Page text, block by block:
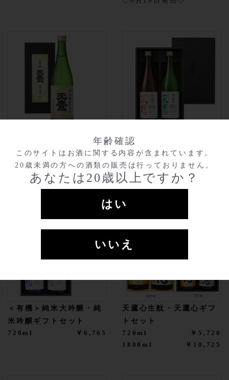
年齢確認
このサイトはお酒に関する内容が含まれています。
20歳未満の方への酒類の販売は行っておりません。
あなたは20歳以上ですか？
はい
いいえ
大吟醸 天鷹 槽搾り原酒
￥5,500
720ml（包装あ
￥5,720
＜有機＞純米吟醸・純米
ギフトセット
720ml ￥5,610
＜有機＞純米大吟醸・純
米吟醸ギフトセット
720ml ￥6,765
天鷹心生酛・天鷹心ギフ
トセット
720ml
￥5,720
1800ml
￥10,725